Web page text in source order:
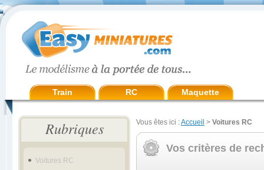
Train RC Maquette
Rubriques
Voitures RC
Vous êtes ici :Accueil > Voitures RC
Vos critères de